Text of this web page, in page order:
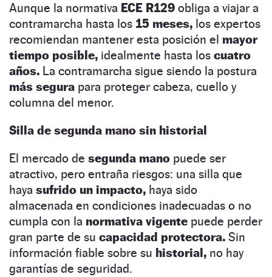
Aunque la normativa ECE R129 obliga a viajar a
contramarcha hasta los 15 meses, los expertos
recomiendan mantener esta posición el mayor
tiempo posible, idealmente hasta los cuatro
años. La contramarcha sigue siendo la postura
más segura para proteger cabeza, cuello y
columna del menor.
Silla de segunda mano sin historial
El mercado de segunda mano puede ser
atractivo, pero entraña riesgos: una silla que
haya sufrido un impacto, haya sido
almacenada en condiciones inadecuadas o no
cumpla con la normativa vigente puede perder
gran parte de su capacidad protectora. Sin
información fiable sobre su historial, no hay
garantías de seguridad.